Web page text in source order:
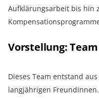
Aufklärungsarbeit bis hin
Vorstellung:
Dieses Team entstand
langjährigen Freundinnen.